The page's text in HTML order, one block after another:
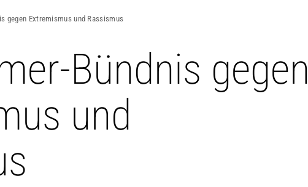
gegen Extremismus und Rassismus
Bündnis gegen
und